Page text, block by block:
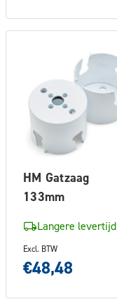
HM Gatzaag
133mm
Langere levertijd
Excl. BTW
€48,48